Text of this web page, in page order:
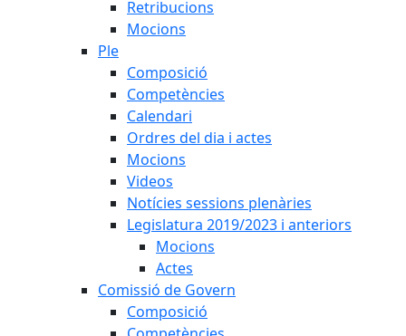
Retribucions
Mocions
Ple
Composició
Competències
Calendari
Ordres del dia i actes
Mocions
Videos
Notícies sessions plenàries
Legislatura 2019/2023 i anteriors
Mocions
Actes
Comissió de Govern
Composició